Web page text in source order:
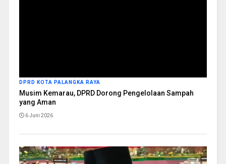
DPRD KOTA PALANGKA RAYA
Musim Kemarau, DPRD Dorong Pengelolaan Sampah
yang Aman
6 Juni 2026